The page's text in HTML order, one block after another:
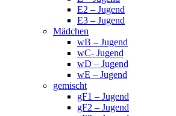
E2 – Jugend
E3 – Jugend
Mädchen
wB – Jugend
wC- Jugend
wD – Jugend
wE – Jugend
gemischt
gF1 – Jugend
gF2 – Jugend